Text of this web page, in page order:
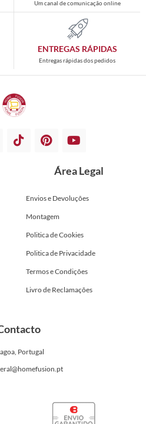
Um canal de comunicação online
ENTREGAS RÁPIDAS
Entregas rápidas dos pedidos
Área Legal
Envios e Devoluções
Montagem
Politica de Cookies
Politica de Privacidade
Termos e Condições
Livro de Reclamações
Portugal